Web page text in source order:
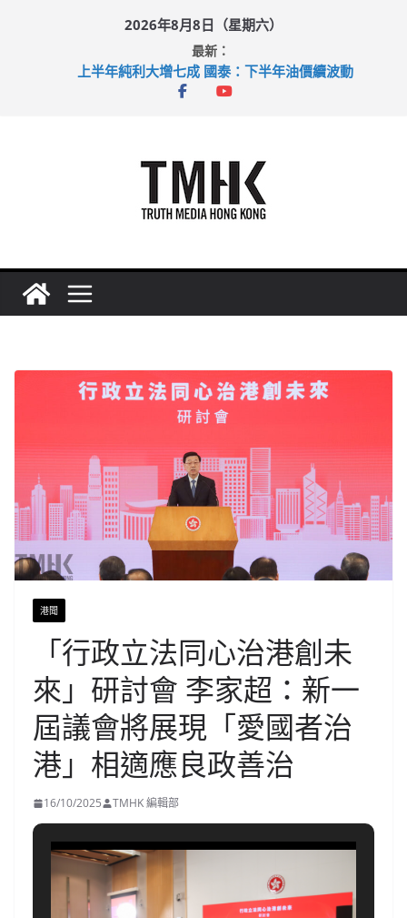
2026年8月8日（星期六）
最新：
上半年純利大增七成 國泰：下半年油價續波動
拜仁熱身賽挫維拉 啟德主場館奪錦標
港聞
「行政立法同心治港創未
來」研討會 李家超：新一
屆議會將展現「愛國者治
港」相適應良政善治
16/10/2025 TMHK 編輯部